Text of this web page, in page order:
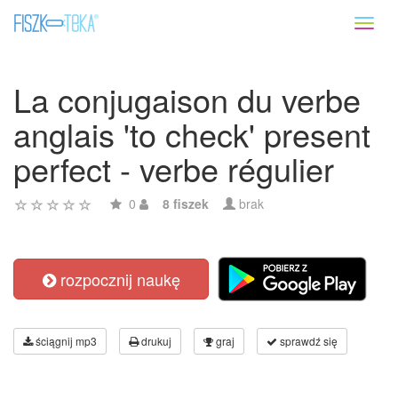
La conjugaison du verbe
anglais 'to check' present
perfect - verbe régulier
0 8 fiszek brak
rozpocznij naukę
ściągnij mp3 drukuj graj sprawdź się